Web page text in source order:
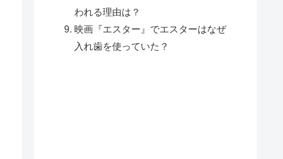
われる理由は？
映画『エスター』でエスターはなぜ
入れ歯を使っていた？